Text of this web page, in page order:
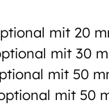
mit 20
mit 30
mit 50
mit 50